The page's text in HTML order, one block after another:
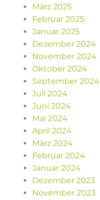
März 2025
Februar 2025
Januar 2025
Dezember 2024
November 2024
Oktober 2024
September 2024
Juli 2024
Juni 2024
Mai 2024
April 2024
März 2024
Februar 2024
Januar 2024
Dezember 2023
November 2023